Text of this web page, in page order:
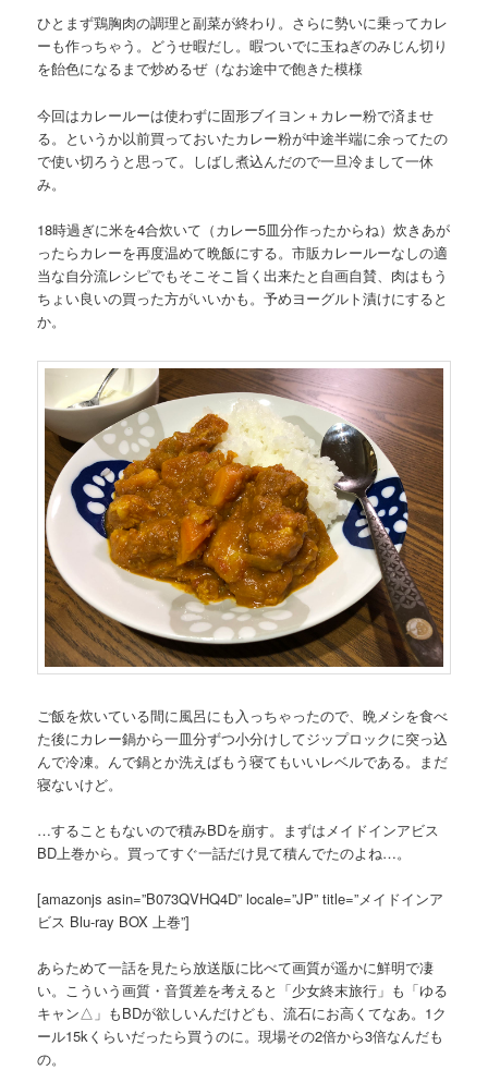
ひとまず鶏胸肉の調理と副菜が終わり。さらに勢いに乗ってカレ
ーも作っちゃう。どうせ暇だし。暇ついでに玉ねぎのみじん切り
を飴色になるまで炒めるぜ（なお途中で飽きた模様
今回はカレールーは使わずに固形ブイヨン＋カレー粉で済ませ
る。というか以前買っておいたカレー粉が中途半端に余ってたの
で使い切ろうと思って。しばし煮込んだので一旦冷まして一休
み。
18時過ぎに米を4合炊いて（カレー5皿分作ったからね）炊きあが
ったらカレーを再度温めて晩飯にする。市販カレールーなしの適
当な自分流レシピでもそこそこ旨く出来たと自画自賛、肉はもう
ちょい良いの買った方がいいかも。予めヨーグルト漬けにすると
か。
ご飯を炊いている間に風呂にも入っちゃったので、晩メシを食べ
た後にカレー鍋から一皿分ずつ小分けしてジップロックに突っ込
んで冷凍。んで鍋とか洗えばもう寝てもいいレベルである。まだ
寝ないけど。
…することもないので積みBDを崩す。まずはメイドインアビス
BD上巻から。買ってすぐ一話だけ見て積んでたのよね…。
[amazonjs asin=”B073QVHQ4D” locale=”JP” title=”メイドインア
ビス Blu-ray BOX 上巻”]
あらためて一話を見たら放送版に比べて画質が遥かに鮮明で凄
い。こういう画質・音質差を考えると「少女終末旅行」も「ゆる
キャン△」もBDが欲しいんだけども、流石にお高くてなあ。1ク
ール15kくらいだったら買うのに。現場その2倍から3倍なんだも
の。